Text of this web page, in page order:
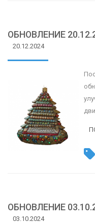
ОБНОВЛЕНИЕ
20.12.2024
ОБНОВЛЕНИЕ
03.10.2024